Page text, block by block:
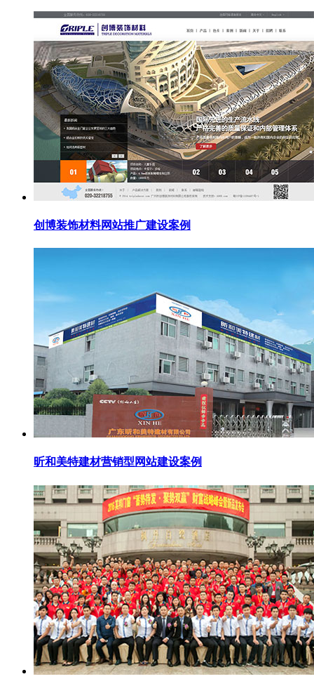
创博装饰材料网站推广建设案例
昕和美特建材营销型网站建设案例